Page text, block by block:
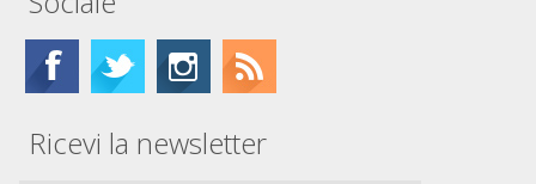
Ricevi la newsletter